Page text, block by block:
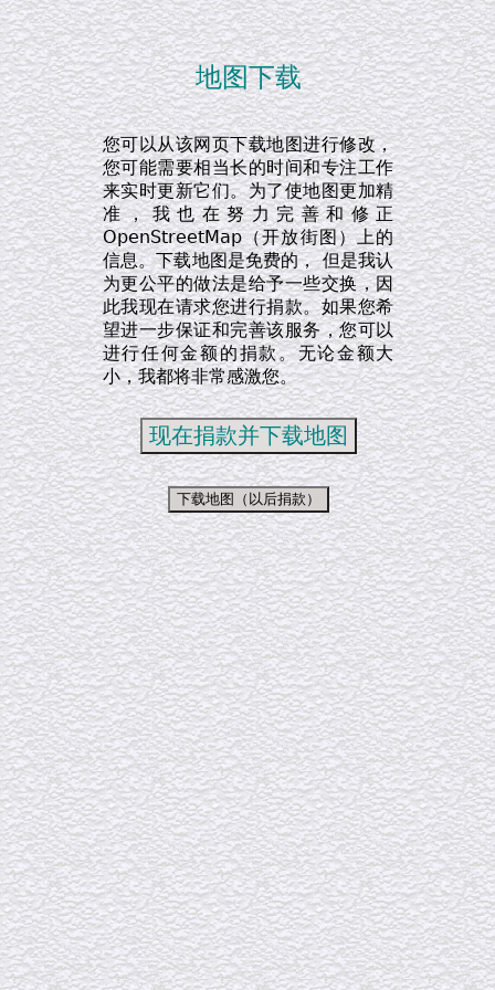
地图下载
您可以从该网页下载地图进行修改，
您可能需要相当长的时间和专注工作
来实时更新它们。为了使地图更加精
准，我也在努力完善和修正
OpenStreetMap（开放街图）上的
信息。下载地图是免费的， 但是我认
为更公平的做法是给予一些交换，因
此我现在请求您进行捐款。如果您希
望进一步保证和完善该服务，您可以
进行任何金额的捐款。无论金额大
小，我都将非常感激您。